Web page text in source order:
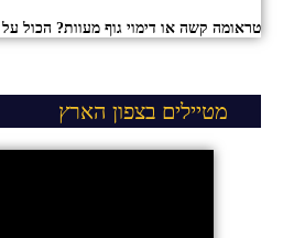
טראומה קשה או דימוי גוף מעוות? הכול על
מטיילים בצפון הארץ